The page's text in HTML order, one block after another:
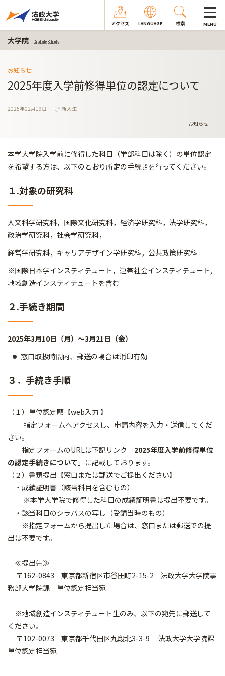
アクセス LANGUAGE 検索 MENU
大学院 Graduate Schools
お知らせ
2025年度入学前修得単位の認定について
2025年02月19日
新入生
お知らせ
本学大学院入学前に修得した科目（学部科目は除く）の単位認定
を希望する方は、以下のとおり所定の手続きを行ってください。
１.対象の研究科
人文科学研究科，国際文化研究科，経済学研究科，法学研究科，
政治学研究科，社会学研究科，
経営学研究科，キャリアデザイン学研究科，公共政策研究科
※国際日本学インスティテュート，連帯社会インスティテュート,
地域創造インスティテュートを含む
２.手続き期間
2025年3月10日（月）～3月21日（金）
窓口取扱時間内、郵送の場合は消印有効
３．手続き手順
（１）単位認定願【web入力 】
指定フォームへアクセスし、申請内容を入力・送信してくだ
さい。
指定フォームのURLは下記リンク「2025年度入学前修得単位
の認定手続きについて 」に記載しております。
（２）書類提出【窓口または郵送でご提出ください】
・成績証明書（該当科目を含むもの）
※本学大学院で修得した科目の成績証明書は提出不要です。
・該当科目のシラバスの写し（受講当時のもの）
※指定フォームから提出した場合は、窓口または郵送での提
出は不要です。
≪提出先≫
〒162-0843 東京都新宿区市谷田町2-15-2 法政大学大学院事
務部大学院課 単位認定担当宛
※地域創造インスティテュート生のみ、以下の宛先に郵送して
ください。
〒102-0073 東京都千代田区九段北3-3-9 法政大学大学院課
単位認定担当宛